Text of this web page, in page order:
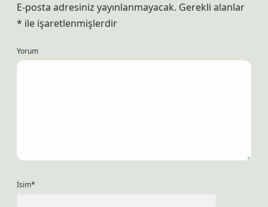
E-posta adresiniz yayınlanmayacak. Gerekli alanlar
* ile işaretlenmişlerdir
Yorum
İsim*